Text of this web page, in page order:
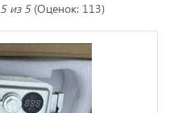
5 из 5(Оценок: 113)